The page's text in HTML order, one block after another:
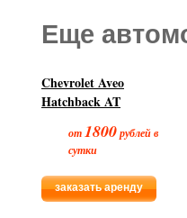
Еще
Chevrolet Aveo
Hatchback AT
от1800рублей в
сутки
заказать аренду